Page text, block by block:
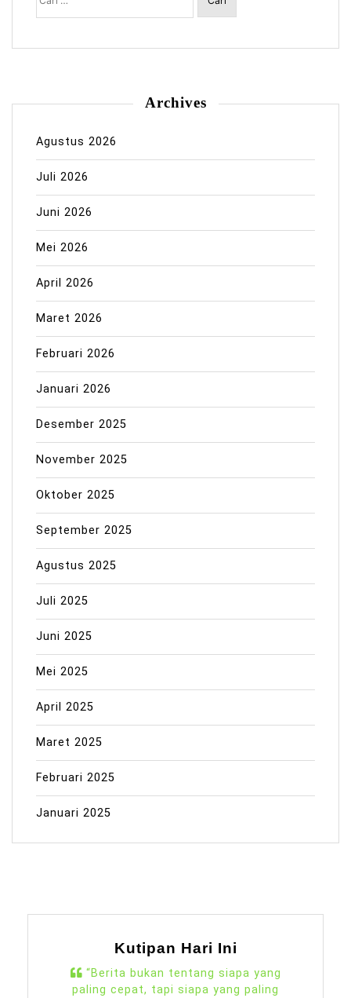
Archives
Agustus 2026
Juli 2026
Juni 2026
Mei 2026
April 2026
Maret 2026
Februari 2026
Januari 2026
Desember 2025
November 2025
Oktober 2025
September 2025
Agustus 2025
Juli 2025
Juni 2025
Mei 2025
April 2025
Maret 2025
Februari 2025
Januari 2025
Kutipan Hari Ini
“Berita bukan tentang siapa yang
paling cepat, tapi siapa yang paling